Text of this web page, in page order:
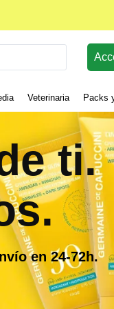
Veterinaria Packs
ti.
en 24-72h.